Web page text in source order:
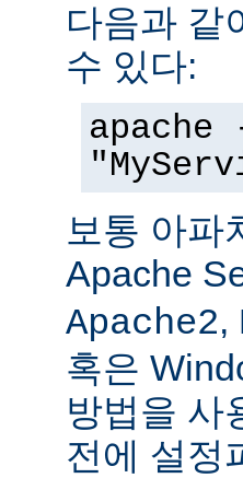
다음과 같
수 있다:
보통 아파
Apache
Apache2,
혹은
방법을 사
전에 설정